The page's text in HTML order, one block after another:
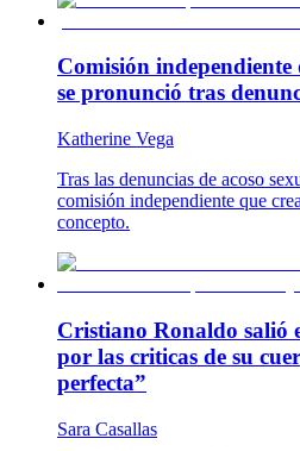
Comisión independiente
se pronunció tras
Katherine Vega
Tras las denuncias de acoso
comisión independiente que
concepto.
Cristiano Ronaldo salió
por las criticas de su
perfecta”
Sara Casallas